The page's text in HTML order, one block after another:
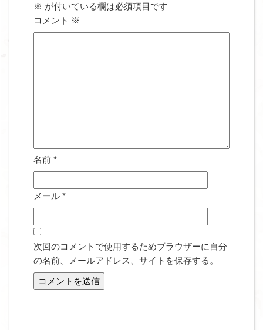
※ が付いている欄は必須項目です
コメント ※
名前 *
メール *
次回のコメントで使用するためブラウザーに自分
の名前、メールアドレス、サイトを保存する。